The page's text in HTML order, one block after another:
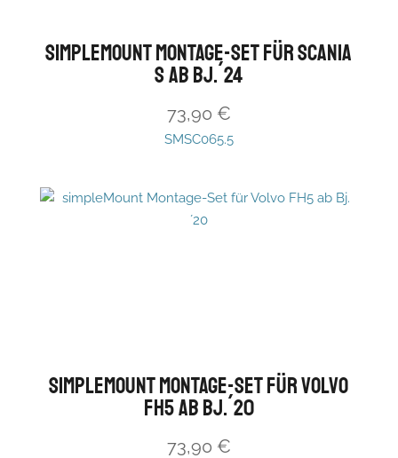
simpleMount Montage-Set für Scania
S ab Bj.´24
73,90 €
SMSC065.5
simpleMount Montage-Set für Volvo
FH5 ab Bj.´20
73,90 €